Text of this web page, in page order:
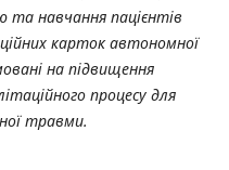
та навчання пацієнтів
карток автономної
на підвищення
процесу для
травми.